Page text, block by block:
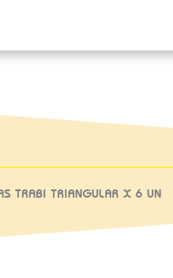
TRABI TRIANGULAR X 6 UN